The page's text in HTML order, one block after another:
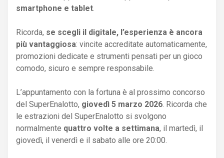
smartphone e tablet
Ricorda, se scegli il digitale, l’esperienza è ancora
più vantaggiosa: vincite accreditate automaticamente,
promozioni dedicate e strumenti pensati per un gioco
comodo, sicuro e sempre responsabile.
L’appuntamento con la fortuna è al prossimo concorso
del SuperEnalotto, giovedì 5 marzo 2026 . Ricorda che
le estrazioni del SuperEnalotto si svolgono
normalmente quattro volte a settimana, il martedì, il
giovedì, il venerdì e il sabato alle ore 20:00.